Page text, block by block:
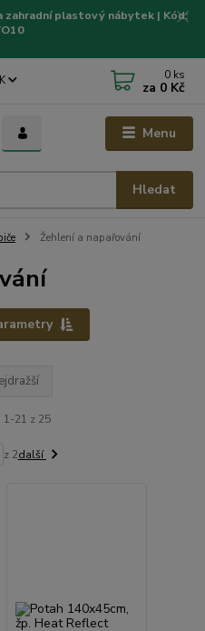
zahradní plastový nábytek | Kód:
Menu
Hledat
0 ks
za 0 Kč
Žehlení a napařování
21 z 25
z 2další